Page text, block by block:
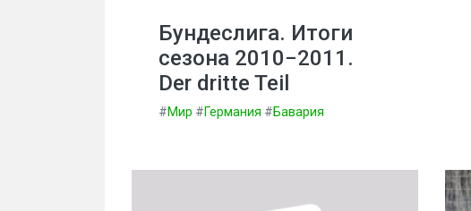
Бундеслига. Итоги
сезона 2010−2011.
Der dritte Teil
#Мир #Германия #Бавария